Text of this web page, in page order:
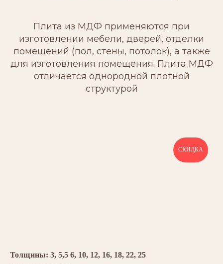
Плита из МДФ применяются при
изготовлении мебели, дверей, отделки
помещений (пол, стены, потолок), а также
для изготовления помещения. Плита МДФ
отличается однородной плотной
структурой
СКИДКА
Толщины: 3, 5,5 6, 10, 12, 16, 18, 22, 25